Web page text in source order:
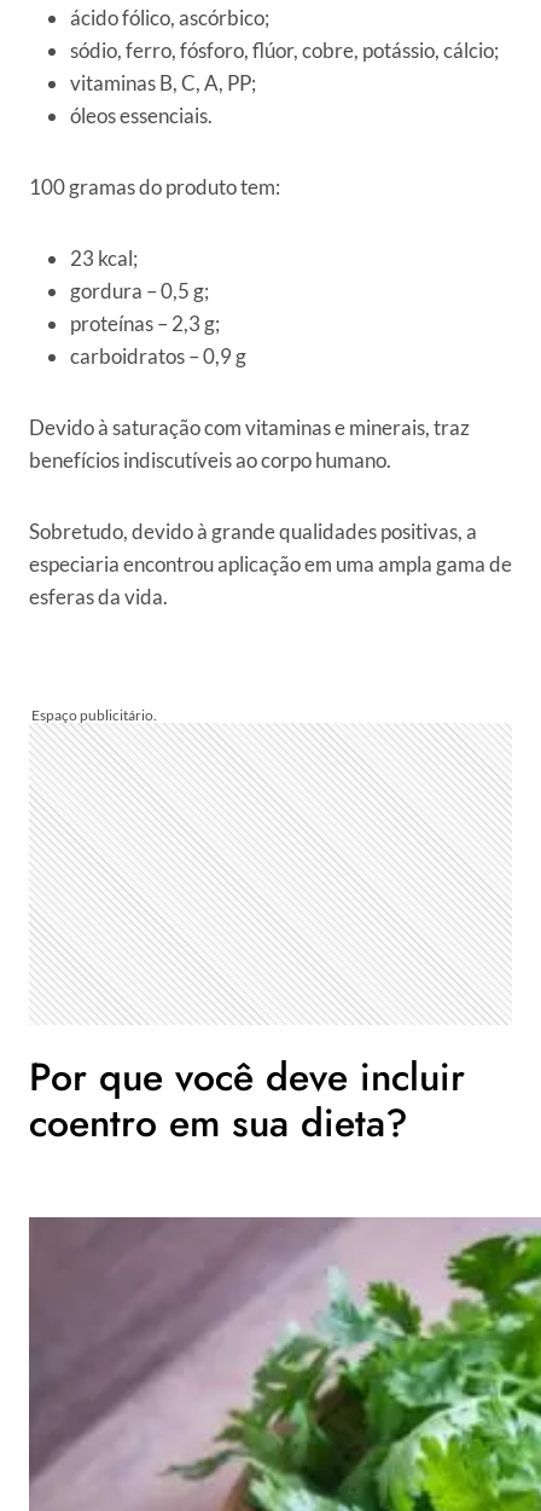
ácido fólico, ascórbico;
sódio, ferro, fósforo, flúor, cobre, potássio, cálcio;
vitaminas B, C, A, PP;
óleos essenciais.
100 gramas do produto tem:
23 kcal;
gordura – 0,5 g;
proteínas – 2,3 g;
carboidratos – 0,9 g
Devido à saturação com vitaminas e minerais, traz
benefícios indiscutíveis ao corpo humano.
Sobretudo, devido à grande qualidades positivas, a
especiaria encontrou aplicação em uma ampla gama de
esferas da vida.
Por que você deve incluir
coentro em sua dieta?